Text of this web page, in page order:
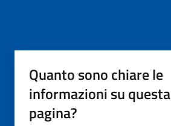
Quanto sono chiare le
informazioni su questa
pagina?